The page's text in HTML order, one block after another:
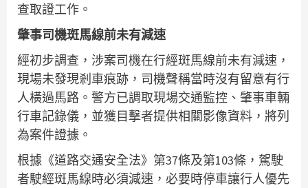
查取證工作。
肇事司機斑馬線前未有減速
經初步調查，涉案司機在行經斑馬線前未有減速，
現場未發現剎車痕跡，司機聲稱當時沒有留意有行
人橫過馬路。警方已調取現場交通監控、肇事車輛
行車記錄儀，並獲目擊者提供相關影像資料，將列
為案件證據。
根據《道路交通安全法》第37條及第103條，駕駛
者駛經斑馬線時必須減速，必要時停車讓行人優先